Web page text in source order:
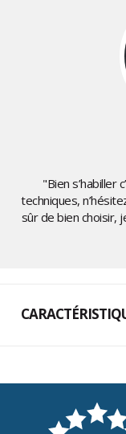
"Bien s’habiller
techniques,
sûr de bien choisir,